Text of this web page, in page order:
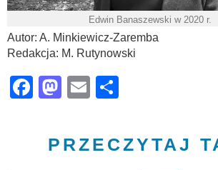
Edwin Banaszewski w 2020 r.
Autor: A. Minkiewicz-Zaremba
Redakcja: M. Rutynowski
Facebook
Mastodon
Email
PRZECZYTAJ